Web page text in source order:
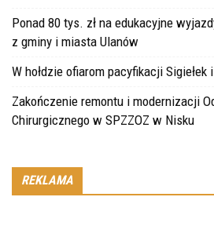
Ponad 80 tys. zł na edukacyjne
z gminy i miasta Ulanów
W hołdzie ofiarom pacyfikacji Sigiełek
Zakończenie remontu i modernizacji
Chirurgicznego w SPZZOZ w Nisku
REKLAMA